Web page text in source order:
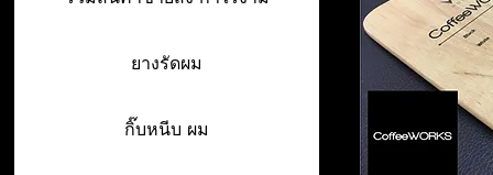
ยางรัดผม
กิ๊บหนีบ ผม